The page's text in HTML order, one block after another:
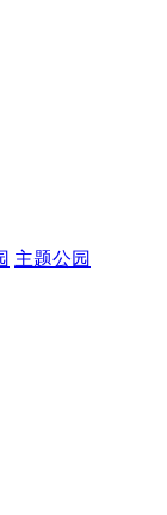
主题公园